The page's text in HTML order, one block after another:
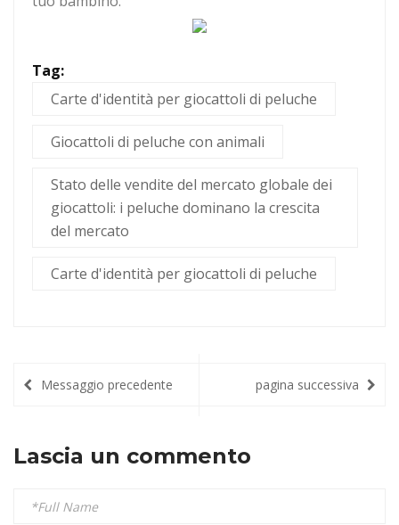
Tag:
Carte d'identità per giocattoli di peluche
Giocattoli di peluche con animali
Stato delle vendite del mercato globale dei
giocattoli: i peluche dominano la crescita
del mercato
Carte d'identità per giocattoli di peluche
Messaggio precedente pagina successiva
Lascia un commento